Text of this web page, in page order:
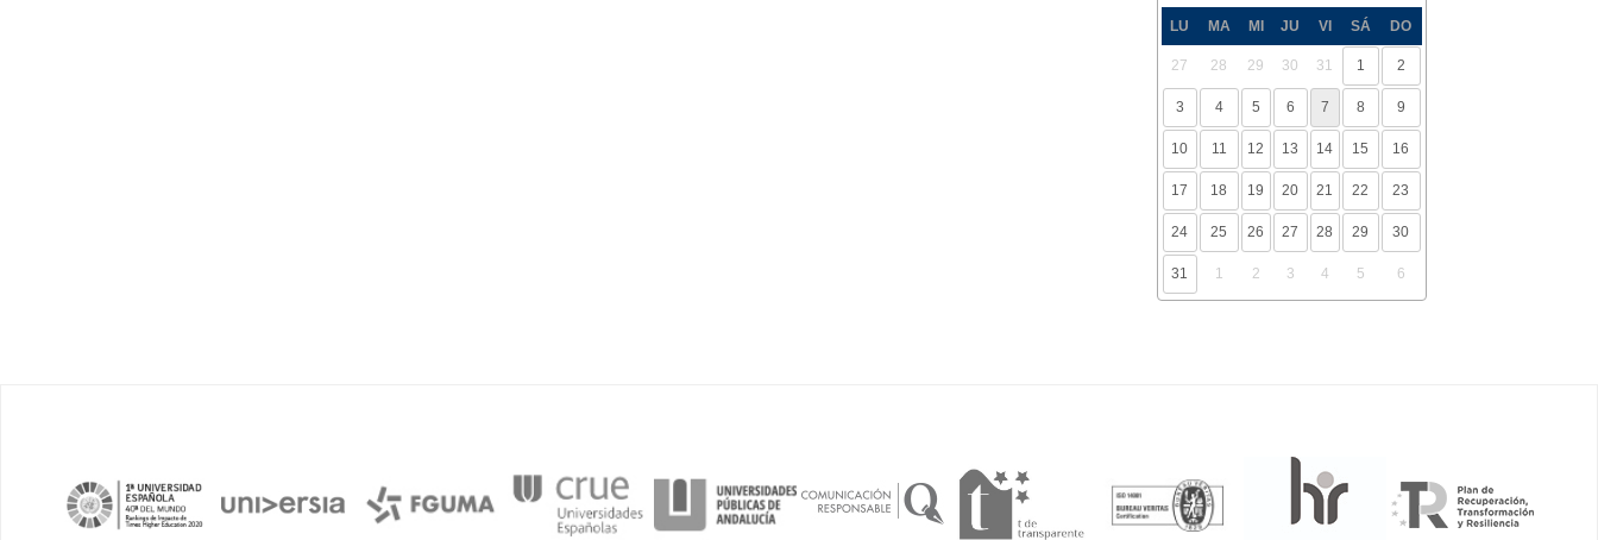
LU MA MI JU VI SÁ DO
27 28 29 30 31 1 2
3 4 5 6 7 8 9
10 11 12 13 14 15 16
17 18 19 20 21 22 23
24 25 26 27 28 29 30
31 1 2 3 4 5 6